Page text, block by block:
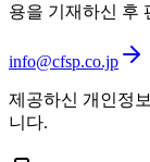
용을 기재하신 후
info@cfsp.co.jp
제공하신 개인정
니다.